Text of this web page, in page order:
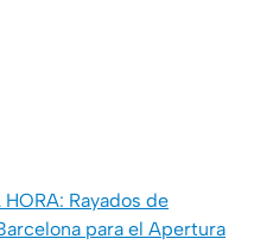
HORA: Rayados de
para el Apertura